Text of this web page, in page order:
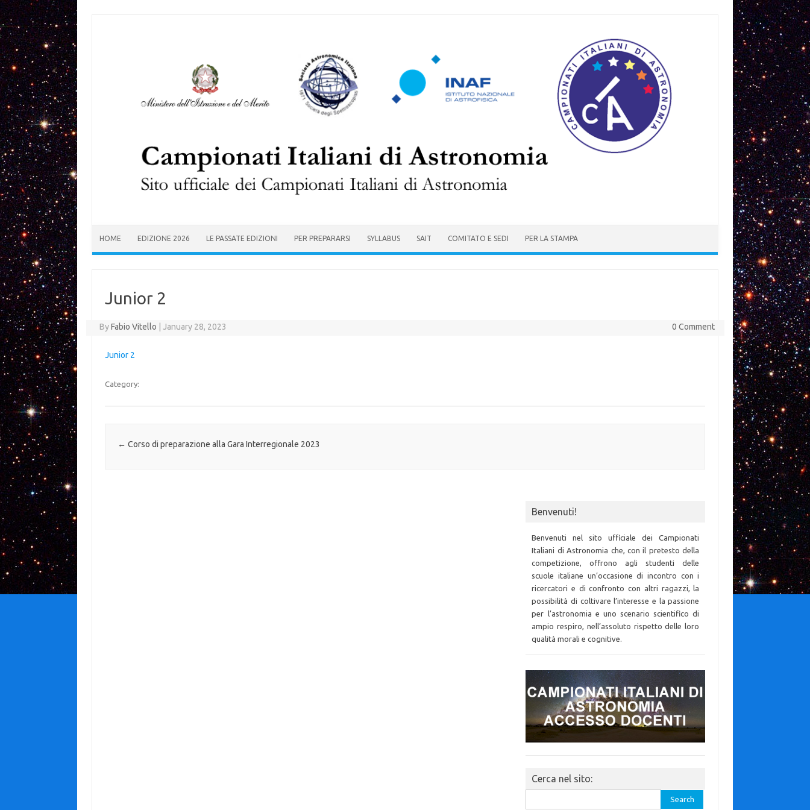
HOME EDIZIONE 2026 LE PASSATE EDIZIONI PER PREPARARSI SYLLABUS SAIT COMITATO E SEDI PER LA STAMPA
Junior 2
ByFabio Vitello | January 28, 2023 0 Comment
Junior 2
Category:
Post navigation
← Corso di preparazione alla Gara Interregionale 2023
Benvenuti!
Benvenuti nel sito ufficiale dei Campionati
Italiani di Astronomia che, con il pretesto della
competizione, offrono agli studenti delle
scuole italiane un’occasione di incontro con i
ricercatori e di confronto con altri ragazzi, la
possibilità di coltivare l’interesse e la passione
per l’astronomia e uno scenario scientifico di
ampio respiro, nell’assoluto rispetto delle loro
qualità morali e cognitive.
Cerca nel sito: